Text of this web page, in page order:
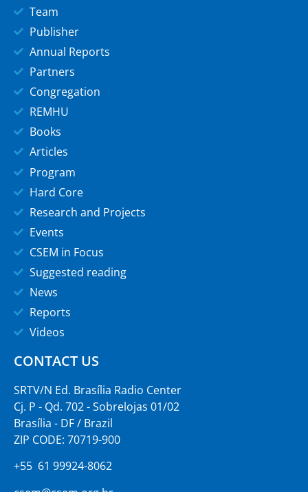
Team
Publisher
Annual Reports
Partners
Congregation
REMHU
Books
Articles
Program
Hard Core
Research and Projects
Events
CSEM in Focus
Suggested reading
News
Reports
Videos
CONTACT US
SRTV/N Ed. Brasília Radio Center
Cj. P - Qd. 702 - Sobrelojas 01/02
Brasília - DF / Brazil
ZIP CODE: 70719-900
+55 61 99924-8062